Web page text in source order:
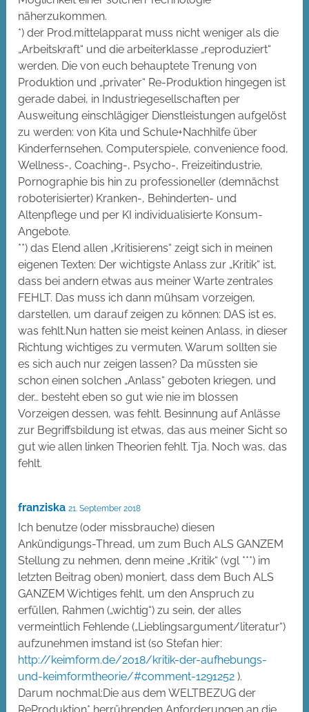
näherzukommen.
*) der Prod.mittelapparat muss nicht weniger als die
„Arbeitskraft“ und die arbeiterklasse „reproduziert“
werden. Die von euch behauptete Trenung von
Produktion und „privater“ Re-Produktion hingegen ist
gerade dabei, in Industriegesellschaften per
Ausweitung einschlägiger Dienstleistungen aufgelöst
zu werden: von Kita und Schule+Nachhilfe über
Kinderfernsehen, Computerspiele, convenience food,
Wellness-, Coaching-, Psycho-, Freizeitindustrie,
Pornographie bis hin zu professioneller (demnächst
roboterisierter) Kranken-, Behinderten- und
Altenpflege und per KI individualisierte Konsum-
Angebote.
**) das Elend allen „Kritisierens“ zeigt sich in meinen
eigenen Texten: Der wichtigste Anlass zur „Kritik“ ist,
dass bei andern etwas aus meiner Warte zentrales
FEHLT. Das muss ich dann mühsam vorzeigen,
darstellen, um darauf zeigen zu können: DAS ist es,
was fehlt.Nun hatten sie meist keinen Anlass, in dieser
Richtung wichtiges zu vermuten. Warum sollten sie
es sich auch nur zeigen lassen? Da müssten sie
schon einen solchen „Anlass“ geboten kriegen, und
der… besteht eben so gut wie nie im blossen
Vorzeigen dessen, was fehlt. Besinnung auf Anlässe
zur Begriffsbildung ist etwas, das aus meiner Sicht so
gut wie allen linken Theorien fehlt. Tja. Noch was, das
fehlt.
franziska 21. September 2018
Ich benutze (oder missbrauche) diesen
Ankündigungs-Thread, um zum Buch ALS GANZEM
Stellung zu nehmen, denn meine „Kritik“ (vgl ***) im
letzten Beitrag oben) moniert, dass dem Buch ALS
GANZEM Wichtiges fehlt, um den Anspruch zu
erfüllen, Rahmen („wichtig“) zu sein, der alles
vermeintlich Fehlende („Lieblingsargument/literatur“)
aufzunehmen imstand ist (so Stefan hier:
http://keimform.de/2018/kritik-der-aufhebungs-
und-keimformtheorie/#comment-1291252 ).
Darum nochmal:Die aus dem WELTBEZUG der